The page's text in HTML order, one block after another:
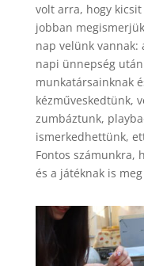
volt arra, hogy
jobban
nap velünk vannak:
napi ünnepség
munkatársainknak
kézműveskedtünk,
zumbáztunk,​
ismerkedhettünk,
Fontos számunkra,
és a játéknak is